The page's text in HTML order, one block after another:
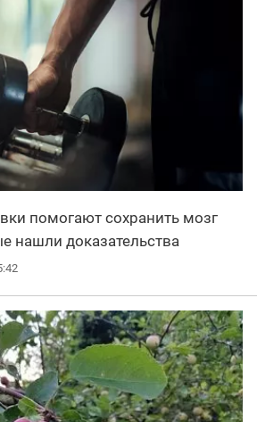
помогают сохранить мозг
нашли доказательства